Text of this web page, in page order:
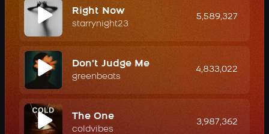
Right Now
starrynight23
5,589,327
Don't Judge Me
greenbeats
4,833,022
The One
coldvibes
3,987,362